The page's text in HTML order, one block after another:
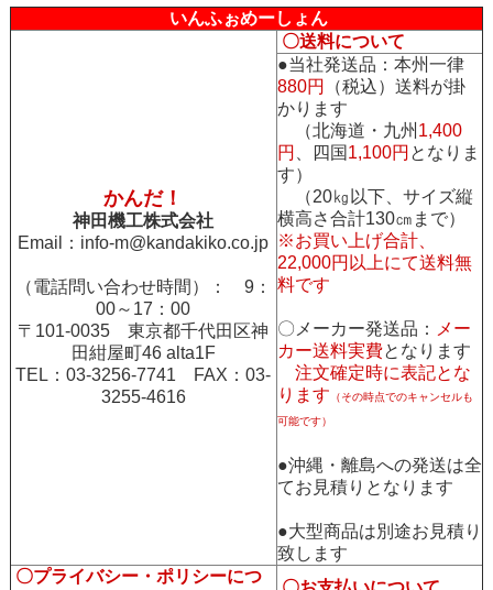
いんふぉめーしょん
かんだ！
神田機工株式会社
Email： info-m@kandakiko.co.jp
（電話問い合わせ時間）： 9：
00～17：00
〒101-0035 東京都千代田区神
田紺屋町46 alta1F
TEL：03-3256-7741 FAX：03-
3255-4616
〇送料について
●当社発送品：本州一律
880円
（税込）送料が掛
かります
（北海道・九州 1,400
円
、四国 1,100円 となりま
す）
（20㎏以下、サイズ縦
横高さ合計130㎝まで）
※お買い上げ合計、
22,000円以上にて送料無
料です
〇メーカー発送品：
メー
カー送料実費となります
注文確定時に表記とな
ります （その時点でのキャンセルも
可能です）
●沖縄・離島への発送は全
てお見積りとなります
●大型商品は別途お見積り
致します
〇プライバシー・ポリシーにつ